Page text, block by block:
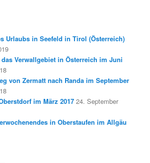
Urlaubs in Seefeld in Tirol (Österreich)
Verwallgebiet in Österreich im Juni
von Zermatt nach Randa im September
im März 2017 24. September
in Oberstaufen im Allgäu